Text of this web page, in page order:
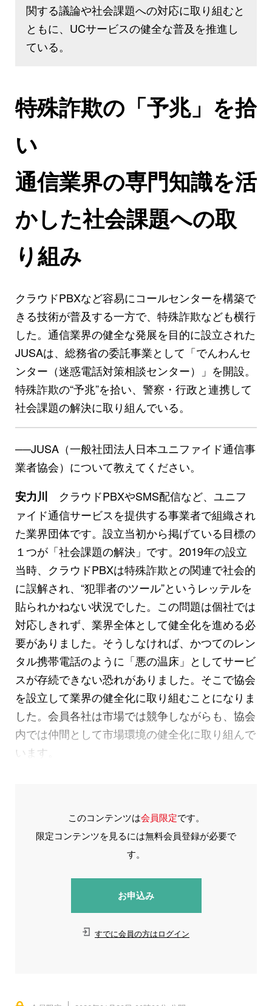
関する議論や社会課題への対応に取り組むと
ともに、UCサービスの健全な普及を推進し
ている。
特殊詐欺の「予兆」を拾
い
通信業界の専門知識を活
かした社会課題への取
り組み
クラウドPBXなど容易にコールセンターを構築で
きる技術が普及する一方で、特殊詐欺なども横行
した。通信業界の健全な発展を目的に設立された
JUSAは、総務省の委託事業として「でんわんセ
ンター（迷惑電話対策相談センター）」を開設。
特殊詐欺の“予兆”を拾い、警察・行政と連携して
社会課題の解決に取り組んでいる。
──JUSA（一般社団法人日本ユニファイド通信事
業者協会）について教えてください。
安力川 クラウドPBXやSMS配信など、ユニフ
ァイド通信サービスを提供する事業者で組織され
た業界団体です。設立当初から掲げている目標の
１つが「社会課題の解決」です。2019年の設立
当時、クラウドPBXは特殊詐欺との関連で社会的
に誤解され、“犯罪者のツール”というレッテルを
貼られかねない状況でした。この問題は個社では
対応しきれず、業界全体として健全化を進める必
要がありました。そうしなければ、かつてのレン
タル携帯電話のように「悪の温床」としてサービ
スが存続できない恐れがありました。そこで協会
を設立して業界の健全化に取り組むことになりま
した。会員各社は市場では競争しながらも、協会
内では仲間として市場環境の健全化に取り組んで
います。
このコンテンツは会員限定です。
限定コンテンツを見るには無料会員登録が必要で
す。
お申込み
すでに会員の方はログイン